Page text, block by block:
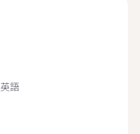
英語